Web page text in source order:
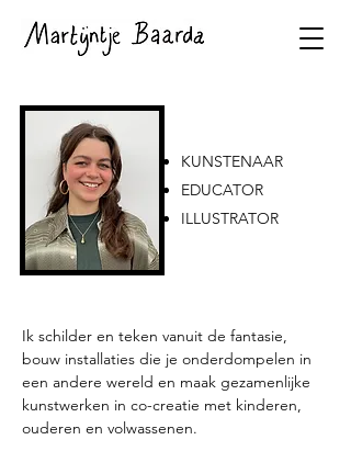
KUNSTENAAR
EDUCATOR
ILLUSTRATOR
Ik schilder en teken vanuit de fantasie,
bouw installaties die je onderdompelen in
een andere wereld en maak gezamenlijke
kunstwerken in co-creatie met kinderen,
ouderen en volwassenen.